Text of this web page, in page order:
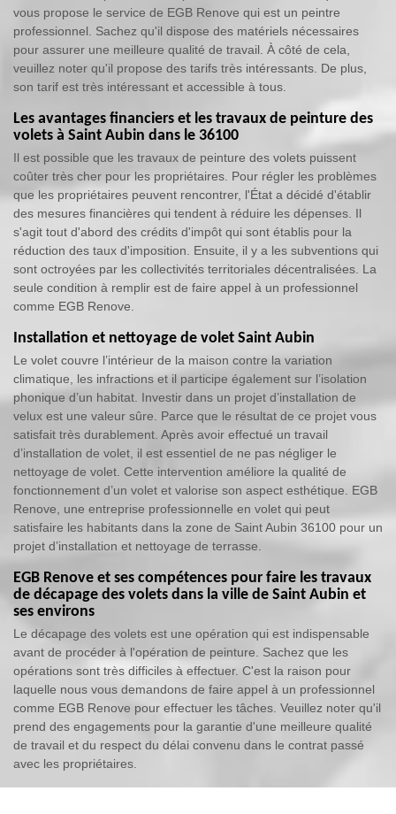
vous propose le service de EGB Renove qui est un peintre
professionnel. Sachez qu'il dispose des matériels nécessaires
pour assurer une meilleure qualité de travail. À côté de cela,
veuillez noter qu'il propose des tarifs très intéressants. De plus,
son tarif est très intéressant et accessible à tous.
Les avantages financiers et les travaux de peinture des
volets à Saint Aubin dans le 36100
Il est possible que les travaux de peinture des volets puissent
coûter très cher pour les propriétaires. Pour régler les problèmes
que les propriétaires peuvent rencontrer, l'État a décidé d'établir
des mesures financières qui tendent à réduire les dépenses. Il
s'agit tout d'abord des crédits d'impôt qui sont établis pour la
réduction des taux d'imposition. Ensuite, il y a les subventions qui
sont octroyées par les collectivités territoriales décentralisées. La
seule condition à remplir est de faire appel à un professionnel
comme EGB Renove.
Installation et nettoyage de volet Saint Aubin
Le volet couvre l’intérieur de la maison contre la variation
climatique, les infractions et il participe également sur l’isolation
phonique d’un habitat. Investir dans un projet d’installation de
velux est une valeur sûre. Parce que le résultat de ce projet vous
satisfait très durablement. Après avoir effectué un travail
d’installation de volet, il est essentiel de ne pas négliger le
nettoyage de volet. Cette intervention améliore la qualité de
fonctionnement d’un volet et valorise son aspect esthétique. EGB
Renove, une entreprise professionnelle en volet qui peut
satisfaire les habitants dans la zone de Saint Aubin 36100 pour un
projet d’installation et nettoyage de terrasse.
EGB Renove et ses compétences pour faire les travaux
de décapage des volets dans la ville de Saint Aubin et
ses environs
Le décapage des volets est une opération qui est indispensable
avant de procéder à l'opération de peinture. Sachez que les
opérations sont très difficiles à effectuer. C'est la raison pour
laquelle nous vous demandons de faire appel à un professionnel
comme EGB Renove pour effectuer les tâches. Veuillez noter qu'il
prend des engagements pour la garantie d'une meilleure qualité
de travail et du respect du délai convenu dans le contrat passé
avec les propriétaires.